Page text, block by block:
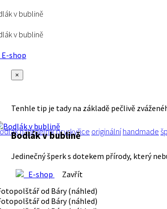
v bublině
v bublině
shop
×
Tenhle tip je tady na základě pečlivě
náhrdelníkpryskyřice originální handmade
Bodlák v bublině
Jedinečný šperk s dotekem přírody, který
E-shop
Zavřít